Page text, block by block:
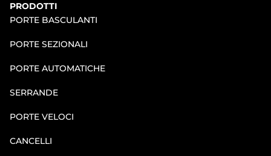
PRODOTTI
PORTE BASCULANTI
PORTE SEZIONALI
PORTE AUTOMATICHE
SERRANDE
PORTE VELOCI
CANCELLI